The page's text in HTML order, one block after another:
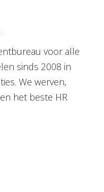
voor alle
sinds 2008 in
We werven,
het beste HR